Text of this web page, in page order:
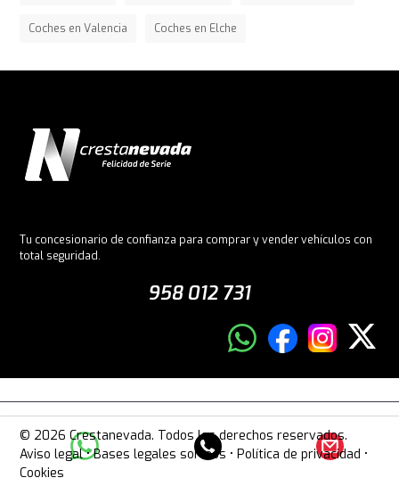
Coches en Valencia Coches en Elche
Tu concesionario de confianza para comprar y vender vehículos con
total seguridad.
958 012 731
© 2026 Crestanevada. Todos los derechos reservados.
Aviso legal•Bases legales sorteos •Política de privacidad •
Cookies